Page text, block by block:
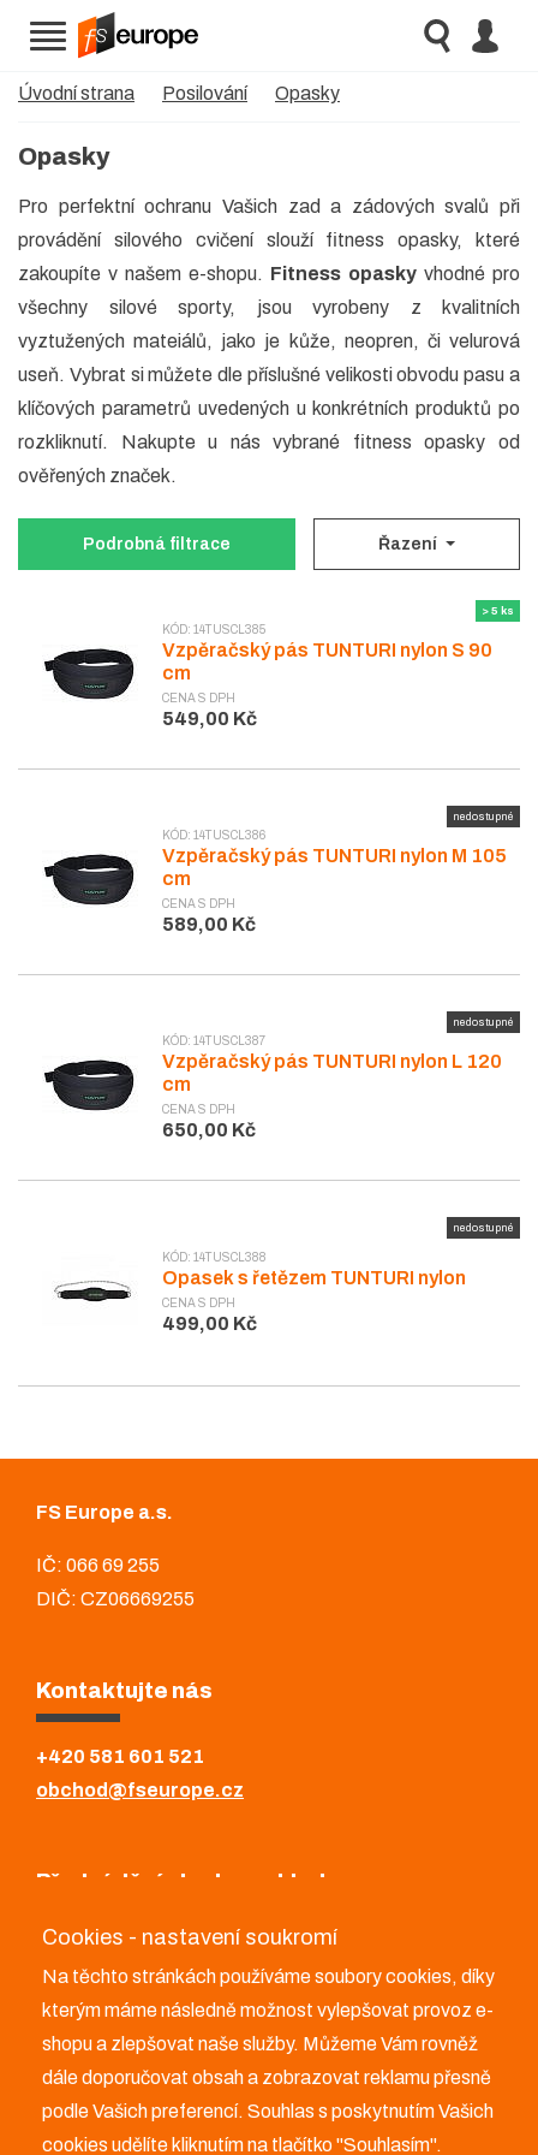
Úvodní strana Posilování Opasky
Opasky
Pro perfektní ochranu Vašich zad a zádových svalů při
provádění silového cvičení slouží fitness opasky, které
zakoupíte v našem e-shopu. Fitness opasky vhodné pro
všechny silové sporty, jsou vyrobeny z kvalitních
vyztužených mateiálů, jako je kůže, neopren, či velurová
useň. Vybrat si můžete dle příslušné velikosti obvodu pasu a
klíčových parametrů uvedených u konkrétních produktů po
rozkliknutí. Nakupte u nás vybrané fitness opasky od
ověřených značek.
Podrobná filtrace Řazení
> 5 ks
KÓD: 14TUSCL385
Vzpěračský pás TUNTURI nylon S 90
cm
CENA S DPH
549,00 Kč
nedostupné
KÓD: 14TUSCL386
Vzpěračský pás TUNTURI nylon M 105
cm
CENA S DPH
589,00 Kč
nedostupné
KÓD: 14TUSCL387
Vzpěračský pás TUNTURI nylon L 120
cm
CENA S DPH
650,00 Kč
nedostupné
KÓD: 14TUSCL388
Opasek s řetězem TUNTURI nylon
CENA S DPH
499,00 Kč
FS Europe a.s.
IČ: 066 69 255
DIČ: CZ06669255
Kontaktujte nás
+420 581 601 521
obchod@fseurope.cz
Předváděcí plocha a sklad
FS Europe a.s.
Bělotín 347
753 64 Bělotín
+420 581 601 521
obchod@fseurope.cz
Cookies - nastavení soukromí
Na těchto stránkách používáme soubory cookies, díky
kterým máme následně možnost vylepšovat provoz e-
shopu a zlepšovat naše služby. Můžeme Vám rovněž
dále doporučovat obsah a zobrazovat reklamu přesně
podle Vašich preferencí. Souhlas s poskytnutím Vašich
cookies udělíte kliknutím na tlačítko "Souhlasím".